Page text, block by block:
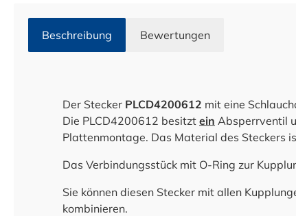
Beschreibung Bewertungen
Der Stecker PLCD4200612 mit eine
Die PLCD4200612 besitzt ein Absperrventil
Plattenmontage. Das Material des Steckers
Das Verbindungsstück mit O-Ring zur
Sie können diesen Stecker mit allen
kombinieren.